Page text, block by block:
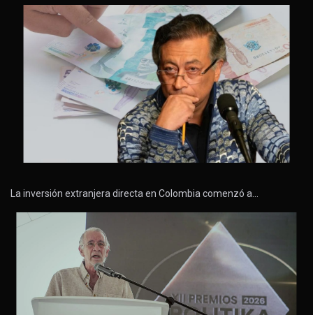
La inversión extranjera directa en Colombia comenzó a…